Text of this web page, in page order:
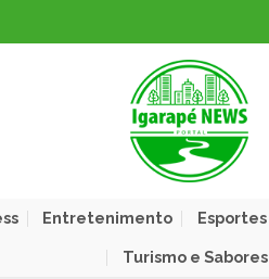
Entretenimento Esportes
Turismo e Sabores